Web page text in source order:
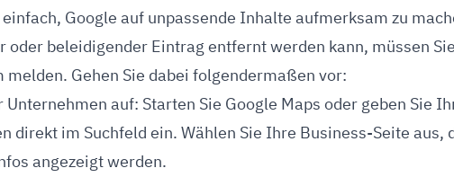
Google auf unpassende Inhalte aufmerksam zu
oder beleidigender Eintrag entfernt werden kann, müssen
melden. Gehen Sie dabei folgendermaßen vor:
Unternehmen auf: Starten Sie Google Maps oder geben Sie
direkt im Suchfeld ein. Wählen Sie Ihre Business-Seite aus,
angezeigt werden.